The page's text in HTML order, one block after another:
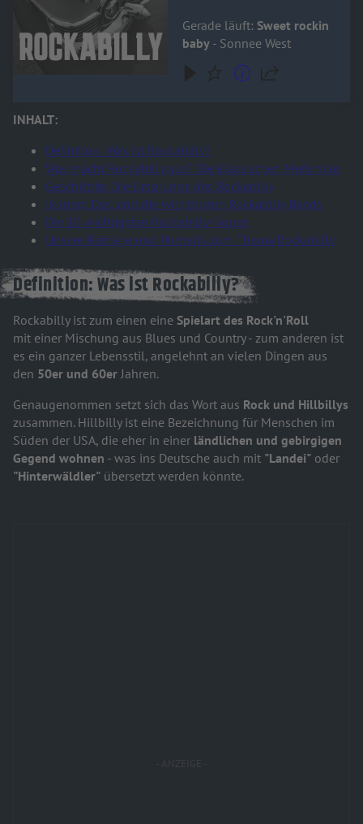
Gerade läuft: Sweet rockin
baby - Sonnee West
INHALT:
Definition: Was ist Rockabilly?
Was macht Rockabilly aus? Die klassischen Merkmale
Geschichte: Die Ursprünge des Rockabilly
Ikonen: Das sind die wichtigsten Rockabilly Bands
Die 10 wichtigsten Rockabilly-Songs
Unsere Beiträge und Portraits zum Thema Rockabilly
Definition: Was ist Rockabilly?
Rockabilly ist zum einen eine Spielart des Rock'n'Roll
mit einer Mischung aus Blues und Country - zum anderen ist
es ein ganzer Lebensstil, angelehnt an vielen Dingen aus
den 50er und 60erJahren.
Genaugenommen setzt sich das Wort aus Rock und Hillbillys
zusammen. Hillbilly ist eine Bezeichnung für Menschen im
Süden der USA, die eher in einer ländlichen und gebirgigen
Gegend wohnen - was ins Deutsche auch mit "Landei" oder
"Hinterwäldler" übersetzt werden könnte.